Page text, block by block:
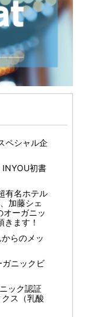
ペシャル企
INYOU初書
有名ホテル
加藤シェ
オーガニッ
ます！
らのメッ
ニックビ
ック認証
ス（乳酸